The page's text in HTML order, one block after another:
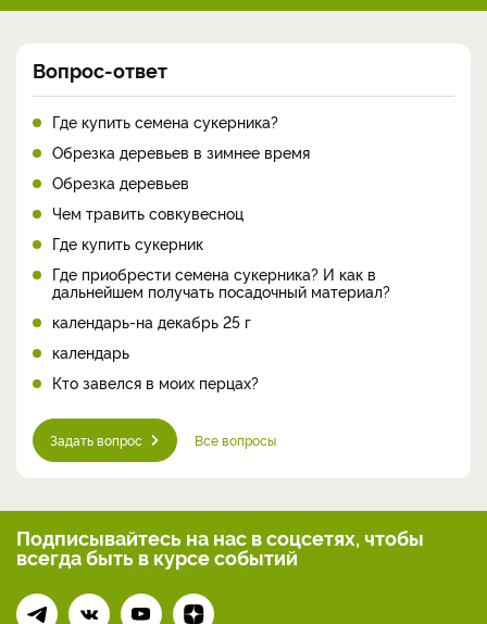
Вопрос-ответ
Где купить семена сукерника?
Обрезка деревьев в зимнее время
Обрезка деревьев
Чем травить совкувесноц
Где купить сукерник
Где приобрести семена сукерника? И как в
дальнейшем получать посадочный материал?
календарь-на декабрь 25 г
календарь
Кто завелся в моих перцах?
Задать вопрос Все вопросы
Подписывайтесь на нас в соцсетях, чтобы
всегдабыть в курсе событий